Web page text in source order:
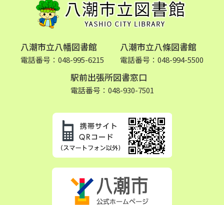
八潮市立八幡図書館
電話番号：048-995-6215
八潮市立八條図書館
電話番号：048-994-5500
駅前出張所図書窓口
電話番号：048-930-7501